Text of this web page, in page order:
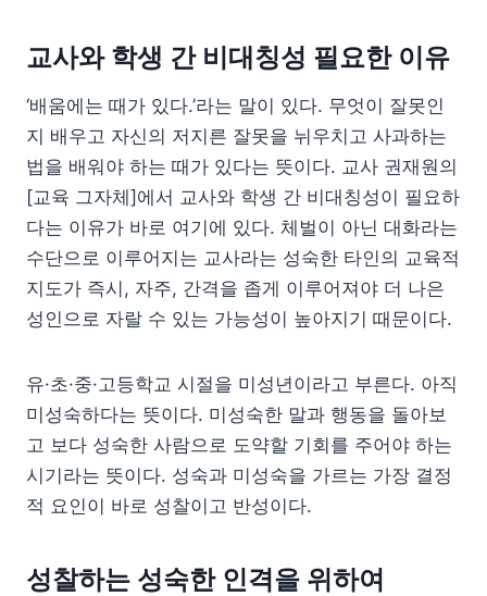
교사와 학생 간 비대칭성 필요한 이유
‘배움에는 때가 있다.’라는 말이 있다. 무엇이 잘못인
지 배우고 자신의 저지른 잘못을 뉘우치고 사과하는
법을 배워야 하는 때가 있다는 뜻이다. 교사 권재원의
[교육 그자체]에서 교사와 학생 간 비대칭성이 필요하
다는 이유가 바로 여기에 있다. 체벌이 아닌 대화라는
수단으로 이루어지는 교사라는 성숙한 타인의 교육적
지도가 즉시, 자주, 간격을 좁게 이루어져야 더 나은
성인으로 자랄 수 있는 가능성이 높아지기 때문이다.
유·초·중·고등학교 시절을 미성년이라고 부른다. 아직
미성숙하다는 뜻이다. 미성숙한 말과 행동을 돌아보
고 보다 성숙한 사람으로 도약할 기회를 주어야 하는
시기라는 뜻이다. 성숙과 미성숙을 가르는 가장 결정
적 요인이 바로 성찰이고 반성이다.
성찰하는 성숙한 인격을 위하여